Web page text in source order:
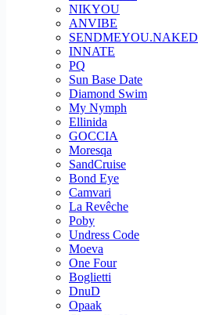
NIKYOU
ANVIBE
SENDMEYOU.NAKED
INNATE
PQ
Sun Base Date
Diamond Swim
My Nymph
Ellinida
GOCCIA
Moresqa
SandCruise
Bond Eye
Camvari
La Revêche
Poby
Undress Code
Moeva
One Four
Boglietti
DnuD
Opaak